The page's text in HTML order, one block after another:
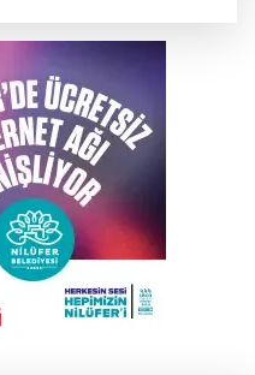
ulaşım hamlesi
yangını söndürüldü
tanıtıldı
kayyum atandı